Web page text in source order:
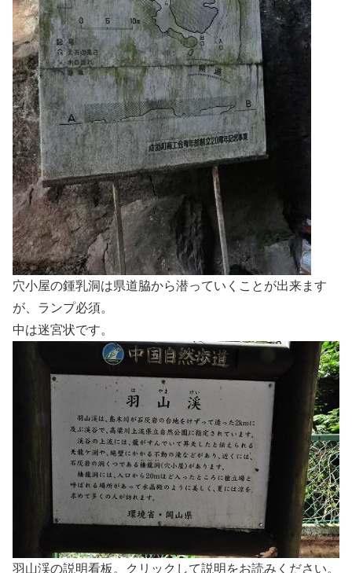
穴小屋の鍾乳洞は県道脇から潜っていくことが出来ます
が、ランプ必須。
中は迷宮状です。
羽山渓の説明看板。クリックして説明をお読みください。